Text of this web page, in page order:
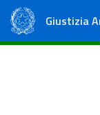
Giustizia